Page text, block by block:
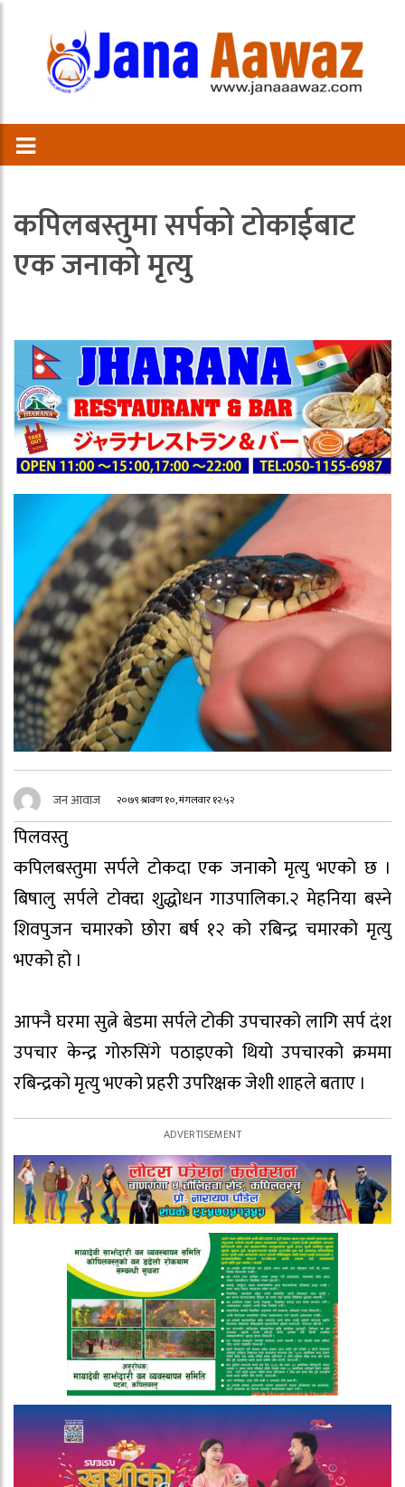
कपिलबस्तुमा सर्पको टोकाईबाट
एक जनाको मृत्यु
जन आवाज २०७९ श्रावण १०, मंगलवार १२:५२
पिलवस्तु
कपिलबस्तुमा सर्पले टोकदा एक जनाकोे मृत्यु भएको छ ।
बिषालु सर्पले टोक्दा शुद्धोधन गाउपालिका.२ मेहनिया बस्ने
शिवपुजन चमारको छोरा बर्ष १२ को रबिन्द्र चमारको मृत्यु
भएको हो ।
आफ्नै घरमा सुत्ने बेडमा सर्पले टोकी उपचारको लागि सर्प दंश
उपचार केन्द्र गोरुसिंगे पठाइएको थियो उपचारको क्रममा
रबिन्द्रको मृत्यु भएको प्रहरी उपरिक्षक जेशी शाहले बताए ।